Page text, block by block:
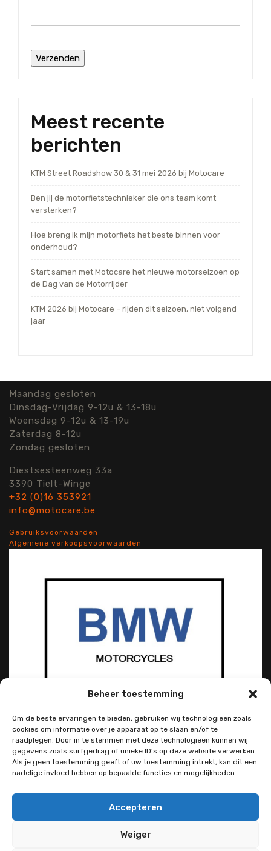
Beheer toestemming
Om de beste ervaringen te bieden, gebruiken wij technologieën zoals
cookies om informatie over je apparaat op te slaan en/of te
raadplegen. Door in te stemmen met deze technologieën kunnen wij
gegevens zoals surfgedrag of unieke ID's op deze website verwerken.
Als je geen toestemming geeft of uw toestemming intrekt, kan dit een
nadelige invloed hebben op bepaalde functies en mogelijkheden.
Accepteren
Weiger
Meest recente
berichten
KTM Street Roadshow 30 & 31 mei 2026 bij Motocare
Ben jij de motorfietstechnieker die ons team komt
versterken?
Hoe breng ik mijn motorfiets het beste binnen voor
onderhoud?
Start samen met Motocare het nieuwe motorseizoen op
de Dag van de Motorrijder
KTM 2026 bij Motocare – rijden dit seizoen, niet volgend
jaar
Maandag gesloten
Dinsdag-Vrijdag 9-12u & 13-18u
Woensdag 9-12u & 13-19u
Zaterdag 8-12u
Zondag gesloten
Diestsesteenweg 33a
3390 Tielt-Winge
+32 (0)16 353921
info@motocare.be
Gebruiksvoorwaarden
Algemene verkoopsvoorwaarden